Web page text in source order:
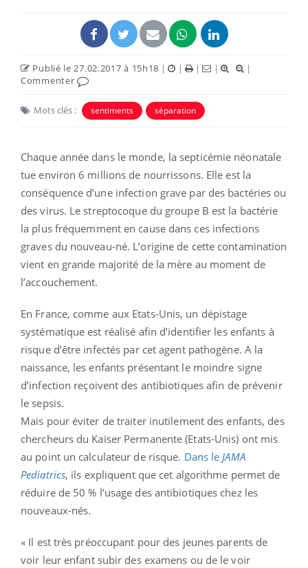
Publié le 27.02.2017 à 15h18 | | | |
|
Commenter
Mots clés : sentiments séparation
Chaque année dans le monde, la septicémie néonatale
tue environ 6 millions de nourrissons. Elle est la
conséquence d’une infection grave par des bactéries ou
des virus. Le streptocoque du groupe B est la bactérie
la plus fréquemment en cause dans ces infections
graves du nouveau-né. L’origine de cette contamination
vient en grande majorité de la mère au moment de
l’accouchement.
En France, comme aux Etats-Unis, un dépistage
systématique est réalisé afin d’identifier les enfants à
risque d’être infectés par cet agent pathogène. A la
naissance, les enfants présentant le moindre signe
d’infection reçoivent des antibiotiques afin de prévenir
le sepsis.
Mais pour éviter de traiter inutilement des enfants, des
chercheurs du Kaiser Permanente (Etats-Unis) ont mis
au point un calculateur de risque. Dans leJAMA
Pediatrics, ils expliquent que cet algorithme permet de
réduire de 50 % l’usage des antibiotiques chez les
nouveaux-nés.
« Il est très préoccupant pour des jeunes parents de
voir leur enfant subir des examens ou de le voir